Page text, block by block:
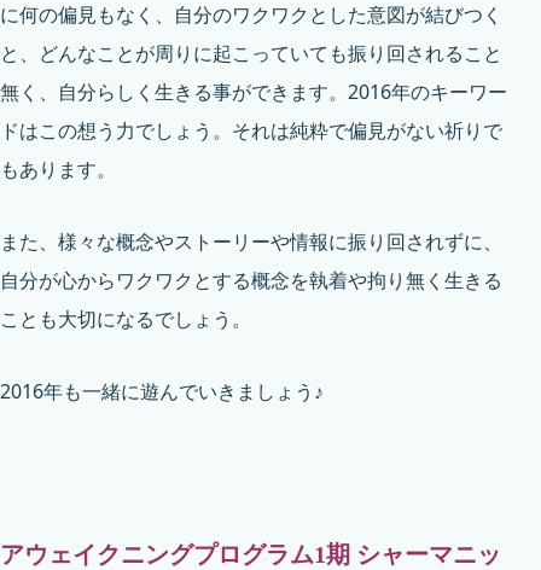
に何の偏見もなく、自分のワクワクとした意図が結びつく
と、どんなことが周りに起こっていても振り回されること
無く、自分らしく生きる事ができます。2016年のキーワー
ドはこの想う力でしょう。それは純粋で偏見がない祈りで
もあります。
また、様々な概念やストーリーや情報に振り回されずに、
自分が心からワクワクとする概念を執着や拘り無く生きる
ことも大切になるでしょう。
2016年も一緒に遊んでいきましょう♪
アウェイクニングプログラム1期 シャーマニッ